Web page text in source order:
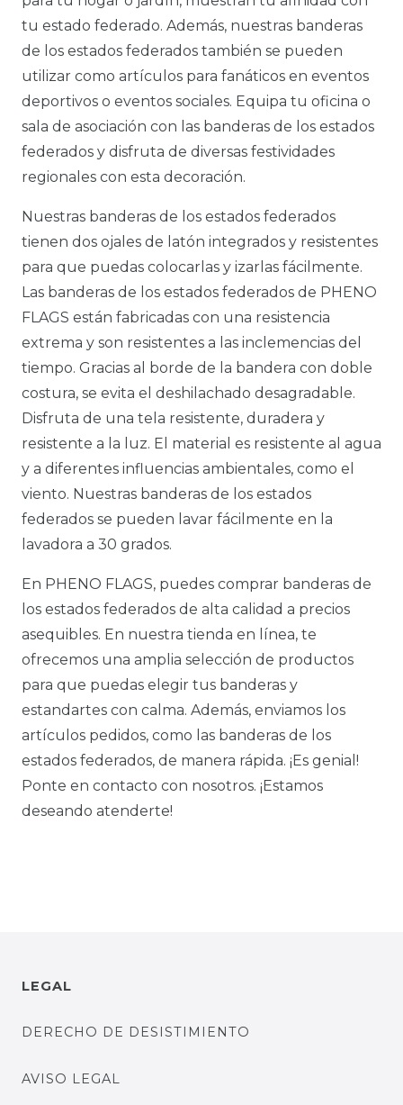
tu estado federado. Además, nuestras banderas
de los estados federados también se pueden
utilizar como artículos para fanáticos en eventos
deportivos o eventos sociales. Equipa tu oficina o
sala de asociación con las banderas de los estados
federados y disfruta de diversas festividades
regionales con esta decoración.
Nuestras banderas de los estados federados
tienen dos ojales de latón integrados y resistentes
para que puedas colocarlas y izarlas fácilmente.
Las banderas de los estados federados de PHENO
FLAGS están fabricadas con una resistencia
extrema y son resistentes a las inclemencias del
tiempo. Gracias al borde de la bandera con doble
costura, se evita el deshilachado desagradable.
Disfruta de una tela resistente, duradera y
resistente a la luz. El material es resistente al agua
y a diferentes influencias ambientales, como el
viento. Nuestras banderas de los estados
federados se pueden lavar fácilmente en la
lavadora a 30 grados.
En PHENO FLAGS, puedes comprar banderas de
los estados federados de alta calidad a precios
asequibles. En nuestra tienda en línea, te
ofrecemos una amplia selección de productos
para que puedas elegir tus banderas y
estandartes con calma. Además, enviamos los
artículos pedidos, como las banderas de los
estados federados, de manera rápida. ¡Es genial!
Ponte en contacto con nosotros. ¡Estamos
deseando atenderte!
LEGAL
DERECHO DE DESISTIMIENTO
AVISO LEGAL